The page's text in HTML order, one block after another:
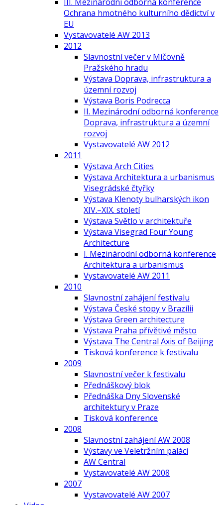
Ochrana hmotného kulturního dědictví v
EU
Vystavovatelé AW 2013
2012
Slavnostní večer v Míčovně
Pražského hradu
Výstava Doprava, infrastruktura a
územní rozvoj
Výstava Boris Podrecca
II. Mezinárodní odborná konference
Doprava, infrastruktura a územní
rozvoj
Vystavovatelé AW 2012
2011
Výstava Arch Cities
Výstava Architektura a urbanismus
Visegrádské čtyřky
Výstava Klenoty bulharských ikon
XIV.–XIX. století
Výstava Světlo v architektuře
Výstava Visegrad Four Young
Architecture
I. Mezinárodní odborná konference
Architektura a urbanismus
Vystavovatelé AW 2011
2010
Slavnostní zahájení festivalu
Výstava České stopy v Brazílii
Výstava Green architecture
Výstava Praha přívětivé město
Výstava The Central Axis of Beijing
Tisková konference k festivalu
2009
Slavnostní večer k festivalu
Přednáškový blok
Přednáška Dny Slovenské
architektury v Praze
Tisková konference
2008
Slavnostní zahájení AW 2008
Výstavy ve Veletržním paláci
AW Central
Vystavovatelé AW 2008
2007
Vystavovatelé AW 2007